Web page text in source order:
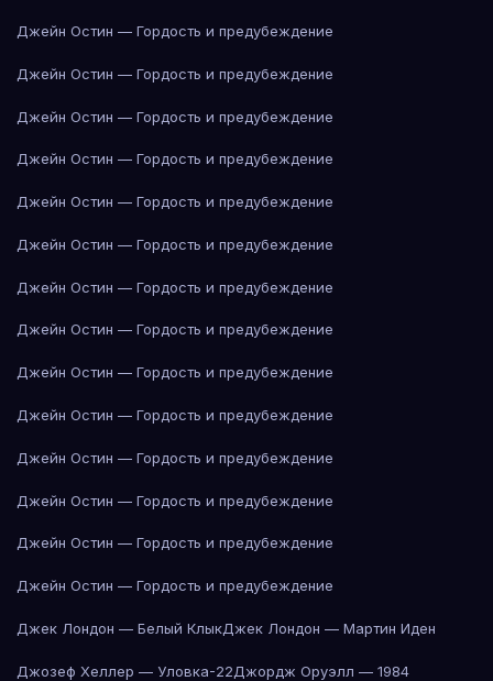
Джейн Остин — Гордость и предубеждение
Джейн Остин — Гордость и предубеждение
Джейн Остин — Гордость и предубеждение
Джейн Остин — Гордость и предубеждение
Джейн Остин — Гордость и предубеждение
Джейн Остин — Гордость и предубеждение
Джейн Остин — Гордость и предубеждение
Джейн Остин — Гордость и предубеждение
Джейн Остин — Гордость и предубеждение
Джейн Остин — Гордость и предубеждение
Джейн Остин — Гордость и предубеждение
Джейн Остин — Гордость и предубеждение
Джейн Остин — Гордость и предубеждение
Джейн Остин — Гордость и предубеждение
Джек Лондон — Белый КлыкДжек Лондон — Мартин Иден
Джозеф Хеллер — Уловка-22Джордж Оруэлл — 1984